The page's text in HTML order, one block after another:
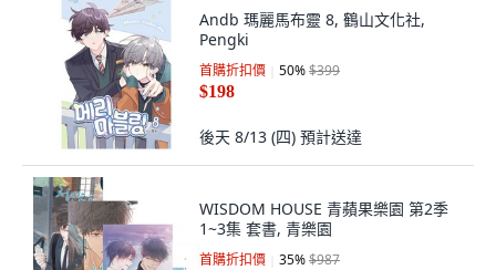
Andb 瑪麗馬布靈 8, 鶴山文化社,
Pengki
首購折扣價 50%$399
$198
後天 8/13 (四) 預計送達
WISDOM HOUSE 青蘋果樂園 第2季
1~3集 套書, 青樂園
首購折扣價 35%$987